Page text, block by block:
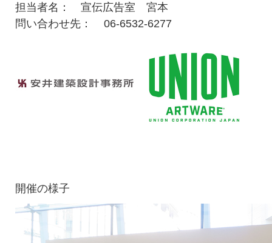
担当者名： 宣伝広告室 宮本
問い合わせ先： 06-6532-6277
開催の様子